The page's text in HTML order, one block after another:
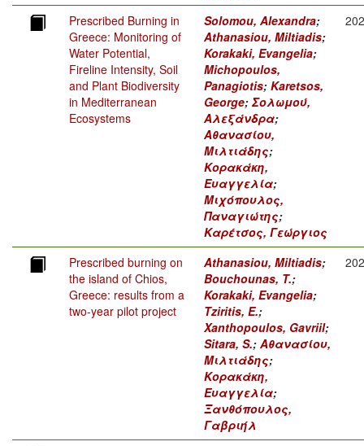
Prescribed Burning in
Greece: Monitoring of
Water Potential,
Fireline Intensity, Soil
and Plant Biodiversity
in Mediterranean
Ecosystems
Solomou, Alexandra;
Athanasiou, Miltiadis;
Korakaki, Evangelia;
Michopoulos,
Panagiotis; Karetsos,
George; Σολωμού,
Αλεξάνδρα;
Αθανασίου,
Μιλτιάδης;
Κορακάκη,
Ευαγγελία;
Μιχόπουλος,
Παναγιώτης;
Καρέτσος, Γεώργιος
Prescribed burning on
the island of Chios,
Greece: results from a
two-year pilot project
Athanasiou, Miltiadis;
Bouchounas, T.;
Korakaki, Evangelia;
Tziritis, E.;
Xanthopoulos, Gavriil;
Sitara, S.; Αθανασίου,
Μιλτιάδης;
Κορακάκη,
Ευαγγελία;
Ξανθόπουλος,
Γαβριήλ